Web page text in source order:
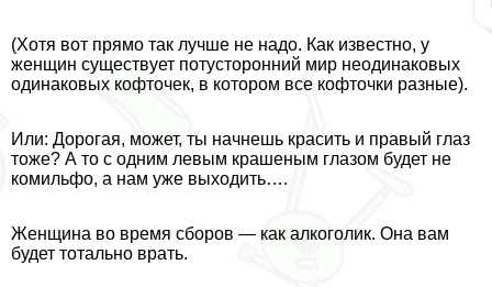
(Хотя вот прямо так лучше не надо. Как известно, у
женщин существует потусторонний мир неодинаковых
одинаковых кофточек, в котором все кофточки разные).
Или: Дорогая, может, ты начнешь красить и правый глаз
тоже? А то с одним левым крашеным глазом будет не
комильфо, а нам уже выходить….
Женщина во время сборов — как алкоголик. Она вам
будет тотально врать.